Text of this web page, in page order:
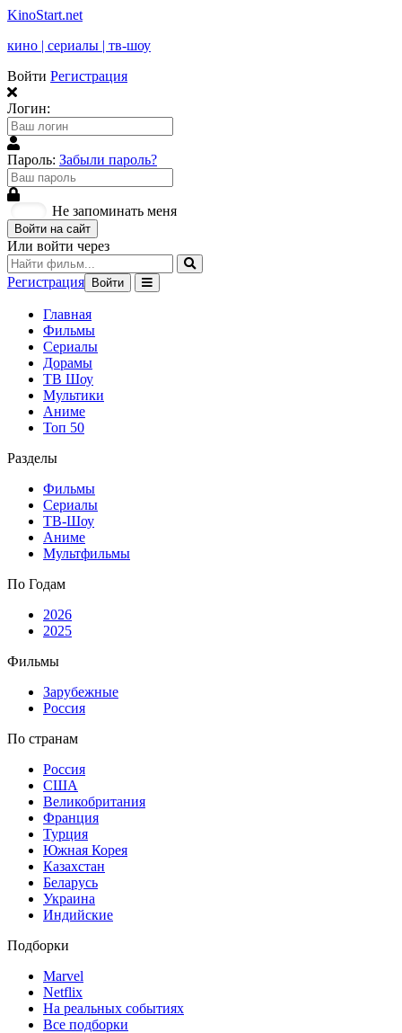
KinoStart.net
кино | сериалы | тв-шоу
Войти Регистрация
Логин:
Пароль: Забыли пароль?
Не запоминать меня
Войти на сайт
Или войти через
Регистрация Войти
Главная
Фильмы
Сериалы
Дорамы
ТВ Шоу
Мультики
Аниме
Топ 50
Разделы
Фильмы
Сериалы
ТВ-Шоу
Аниме
Мультфильмы
По Годам
2026
2025
Фильмы
Зарубежные
Россия
По странам
Россия
США
Великобритания
Франция
Турция
Южная Корея
Казахстан
Беларусь
Украина
Индийские
Подборки
Marvel
Netflix
На реальных событиях
Все подборки